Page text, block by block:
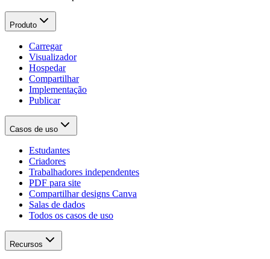
Produto
Carregar
Visualizador
Hospedar
Compartilhar
Implementação
Publicar
Casos de uso
Estudantes
Criadores
Trabalhadores independentes
PDF para site
Compartilhar designs Canva
Salas de dados
Todos os casos de uso
Recursos